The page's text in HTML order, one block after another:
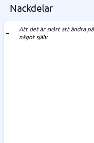
Nackdelar
Att det är svårt att ändra på
något själv